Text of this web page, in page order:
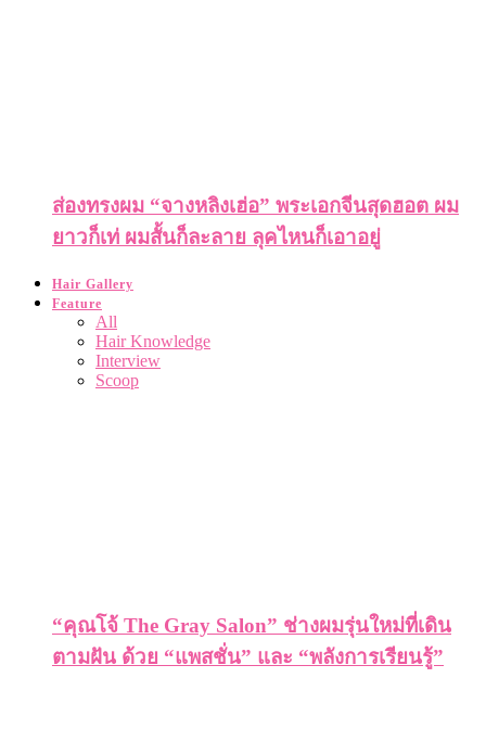
ส่องทรงผม “จางหลิงเฮ่อ” พระเอกจีนสุดฮอต ผม
ยาวก็เท่ ผมสั้นก็ละลาย ลุคไหนก็เอาอยู่
Hair Gallery
Feature
All
Hair Knowledge
Interview
Scoop
“คุณโจ้ The Gray Salon” ช่างผมรุ่นใหม่ที่เดิน
ตามฝัน ด้วย “แพสชั่น” และ “พลังการเรียนรู้”